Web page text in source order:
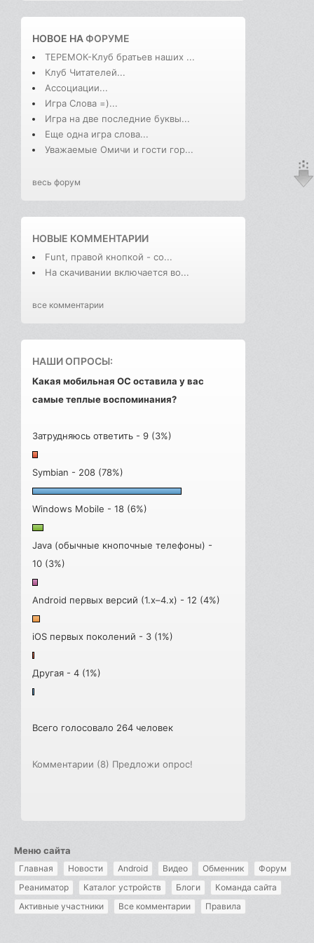
НОВОЕ НАФОРУМЕ
ТЕРЕМОК-Клуб братьев наших ...
Клуб Читателей...
Ассоциации...
Игра Слова =)...
Игра на две последние буквы...
Еще одна игра слова...
Уважаемые Омичи и гости гор...
весь форум
НОВЫЕ КОММЕНТАРИИ
Funt, правой кнопкой - со...
На скачивании включается во...
все комментарии
НАШИ ОПРОСЫ:
Какая мобильная ОС оставила у вас
самые теплые воспоминания?
Затрудняюсь ответить - 9 (3%)
Symbian - 208 (78%)
Windows Mobile - 18 (6%)
Java (обычные кнопочные телефоны) -
10 (3%)
Android первых версий (1.x–4.x) - 12 (4%)
iOS первых поколений - 3 (1%)
Другая - 4 (1%)
Всего голосовало 264 человек
Комментарии (8) Предложи опрос!
Меню сайта
Главная Новости Android Видео Обменник
Форум
Реаниматор
Каталог устройств Блоги
Команда сайта
Активные участники
Все комментарии Правила